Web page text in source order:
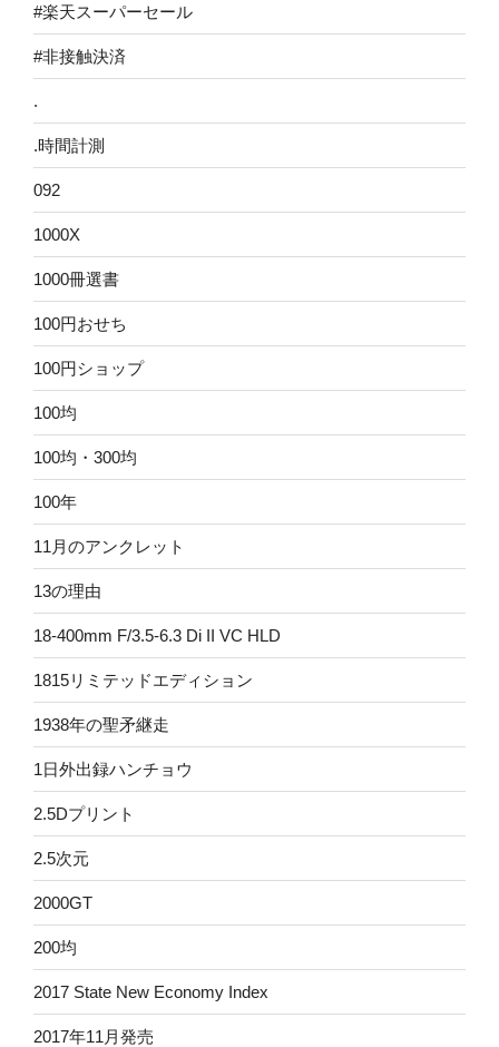
#楽天スーパーセール
#非接触決済
.
.時間計測
092
1000X
1000冊選書
100円おせち
100円ショップ
100均
100均・300均
100年
11月のアンクレット
13の理由
18-400mm F/3.5-6.3 Di II VC HLD
1815リミテッドエディション
1938年の聖矛継走
1日外出録ハンチョウ
2.5Dプリント
2.5次元
2000GT
200均
2017 State New Economy Index
2017年11月発売